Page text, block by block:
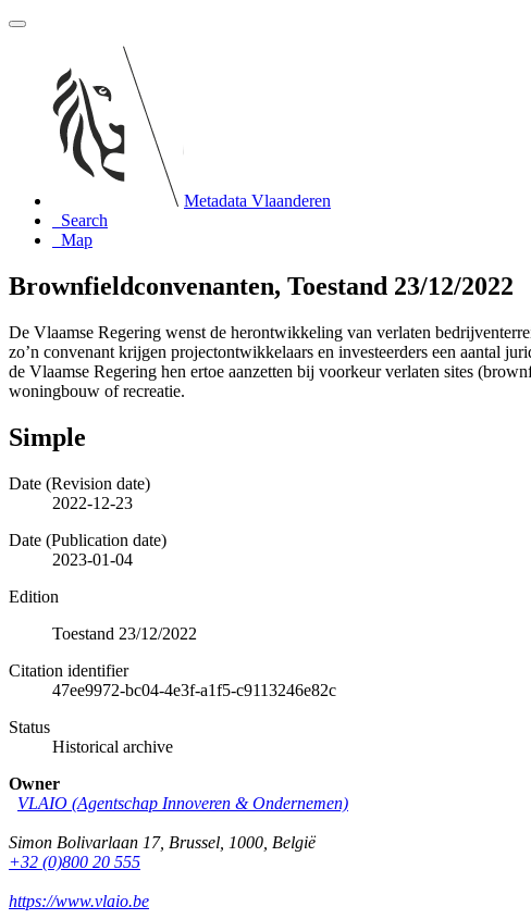
Metadata Vlaanderen
Search
Map
Brownfieldconvenanten, Toestand 23/12/2022
De Vlaamse Regering wenst de herontwikkeling van verlaten
zo’n convenant krijgen projectontwikkelaars en investeerders een aantal
de Vlaamse Regering hen ertoe aanzetten bij voorkeur verlaten sites
woningbouw of recreatie.
Simple
Date (Revision date)
2022-12-23
Date (Publication date)
2023-01-04
Edition
Toestand 23/12/2022
Citation identifier
47ee9972-bc04-4e3f-a1f5-c9113246e82c
Status
Historical archive
Owner
VLAIO (Agentschap Innoveren & Ondernemen)
Simon Bolivarlaan 17, Brussel 1000 België
+32 (0)800 20 555
https://www.vlaio.be